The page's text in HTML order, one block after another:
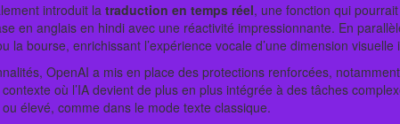
introduit la traduction en temps réel, une fonction qui
en anglais en hindi avec une réactivité impressionnante. En
la bourse, enrichissant l’expérience vocale d’une dimension visuelle
OpenAI a mis en place des protections renforcées,
où l’IA devient de plus en plus intégrée à des tâches
élevé, comme dans le mode texte classique.